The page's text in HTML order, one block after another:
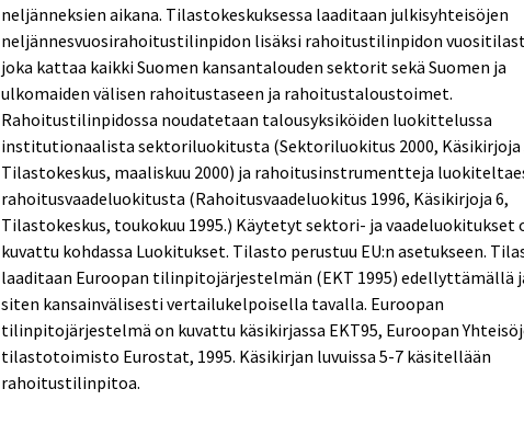
neljänneksien aikana. Tilastokeskuksessa laaditaan julkisyhteisöjen
neljännesvuosirahoitustilinpidon lisäksi rahoitustilinpidon
joka kattaa kaikki Suomen kansantalouden sektorit sekä Suomen ja
ulkomaiden välisen rahoitustaseen ja rahoitustaloustoimet.
Rahoitustilinpidossa noudatetaan talousyksiköiden luokittelussa
institutionaalista sektoriluokitusta (Sektoriluokitus 2000, Käsikirjoja
Tilastokeskus, maaliskuu 2000) ja rahoitusinstrumentteja
rahoitusvaadeluokitusta (Rahoitusvaadeluokitus 1996, Käsikirjoja 6,
Tilastokeskus, toukokuu 1995.) Käytetyt sektori- ja vaadeluokitukset
kuvattu kohdassa Luokitukset. Tilasto perustuu EU:n asetukseen.
laaditaan Euroopan tilinpitojärjestelmän (EKT 1995) edellyttämällä
siten kansainvälisesti vertailukelpoisella tavalla. Euroopan
tilinpitojärjestelmä on kuvattu käsikirjassa EKT95, Euroopan
tilastotoimisto Eurostat, 1995. Käsikirjan luvuissa 5-7 käsitellään
rahoitustilinpitoa.